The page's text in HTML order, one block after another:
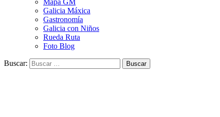
Mapa GM
Galicia Máxica
Gastronomía
Galicia con Niños
Rueda Ruta
Foto Blog
Buscar: